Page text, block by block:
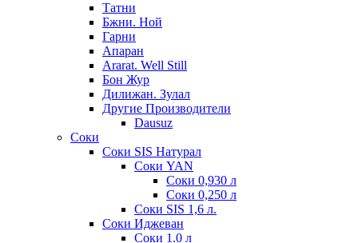
Татни
Бжни. Ной
Гарни
Апаран
Ararat. Well Still
Бон Жур
Дилижан. Зулал
Другие Производители
Dausuz
Соки
Соки SIS Натурал
Соки YAN
Соки 0,930 л
Соки 0,250 л
Соки SIS 1,6 л.
Соки Иджеван
Соки 1.0 л